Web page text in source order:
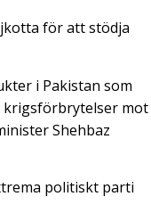
för att stödja
i Pakistan som
krigsförbrytelser mot
Shehbaz
politiskt parti